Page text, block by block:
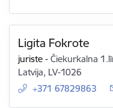
Ligita Fokrote
juriste -Čiekurkalna
Latvija, LV-1026
+371 67829863